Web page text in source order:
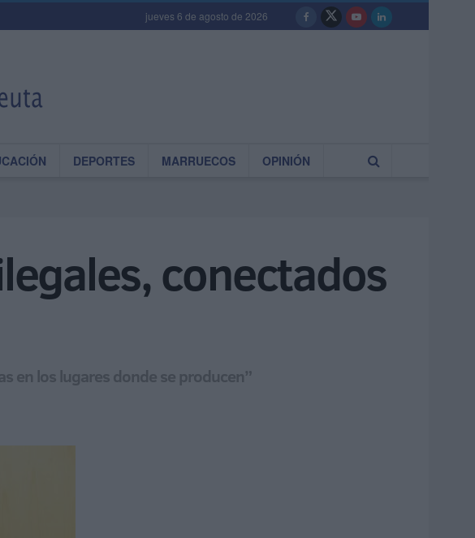
jueves 6 de agosto de 2026
DEPORTES MARRUECOS OPINIÓN
conectados
en los lugares donde se producen”